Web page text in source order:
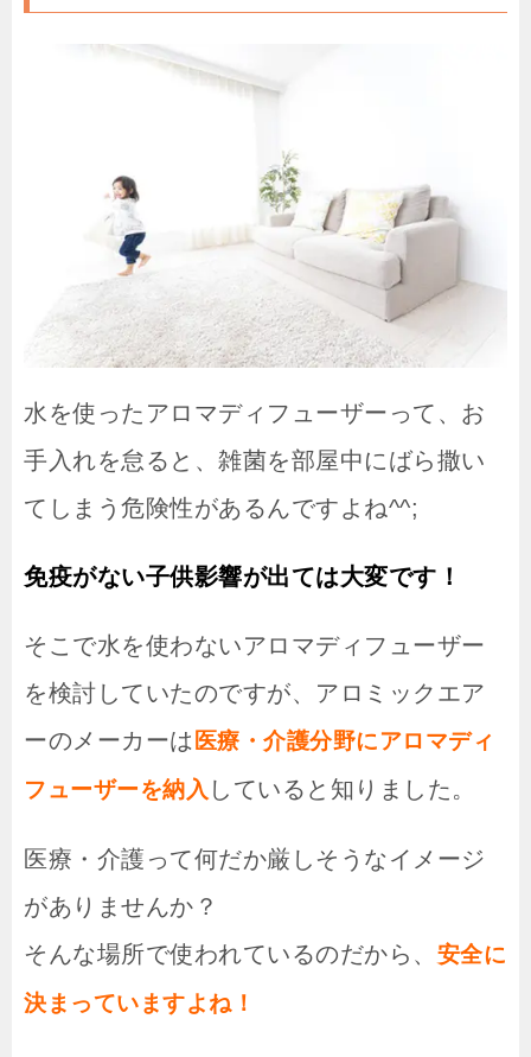
水を使ったアロマディフューザーって、お
手入れを怠ると、雑菌を部屋中にばら撒い
てしまう危険性があるんですよね^^;
免疫がない子供影響が出ては大変です！
そこで水を使わないアロマディフューザー
を検討していたのですが、アロミックエア
ーのメーカーは 医療・介護分野にアロマディ
フューザーを納入 していると知りました。
医療・介護って何だか厳しそうなイメージ
がありませんか？
そんな場所で使われているのだから、 安全に
決まっていますよね！